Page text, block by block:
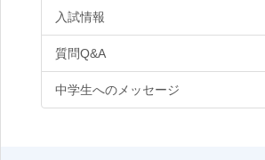
入試情報
質問Q&A
中学生へのメッセージ